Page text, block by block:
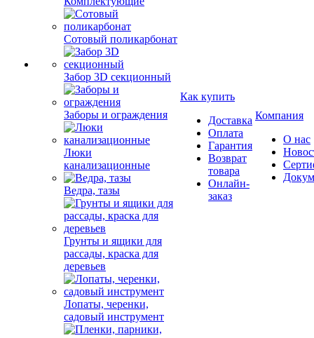
Сотовый поликарбонат
Забор 3D секционный
Заборы и ограждения
Люки
канализационные
Ведра, тазы
Грунты и ящики для
рассады, краска для
деревьев
Лопаты, черенки,
садовый инструмент
Как купить
Доставка
Оплата
Гарантия
Возврат
товара
Онлайн-
заказ
Компания
О нас